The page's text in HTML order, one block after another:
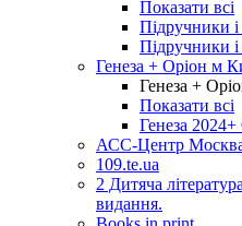
Показати всі
Підручники
Підручники
Генеза + Оріон м
Генеза +
Показати всі
Генеза 2024+
АСС-Центр
109.te.ua
2 Дитяча
видання.